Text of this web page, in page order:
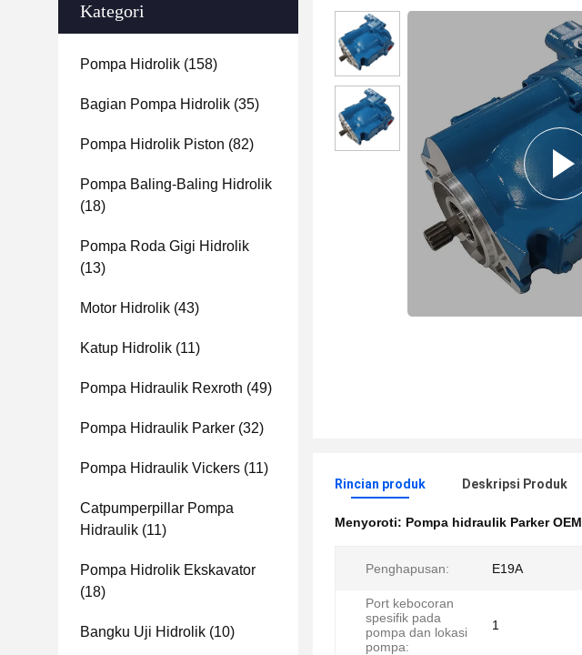
Kategori
Pompa Hidrolik (158)
Bagian Pompa Hidrolik (35)
Pompa Hidrolik Piston (82)
Pompa Baling-Baling Hidrolik
(18)
Pompa Roda Gigi Hidrolik
(13)
Motor Hidrolik (43)
Katup Hidrolik (11)
Pompa Hidraulik Rexroth (49)
Pompa Hidraulik Parker (32)
Pompa Hidraulik Vickers (11)
Catpumperpillar Pompa
Hidraulik (11)
Pompa Hidrolik Ekskavator
(18)
Bangku Uji Hidrolik (10)
Rincian produk Deskripsi Produk
Menyoroti: Pompa hidraulik Parker OEM
Penghapusan: E19A
Port kebocoran
spesifik pada
pompa dan lokasi
pompa:
1